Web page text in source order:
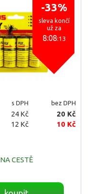
-33%
sleva končí
už za
8:08:11
s DPH bez DPH
24 Kč
20 Kč
12 Kč 10 Kč
NA CESTĚ